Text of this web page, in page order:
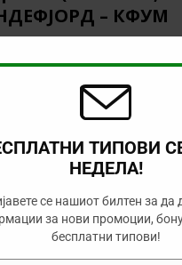
– КФУМ
понуда за
од норвешката лига
ДЕНОТ
ТИПОВИ
НЕДЕЛА!
се нашиот билтен за да
за нови промоции,
бесплатни типови!